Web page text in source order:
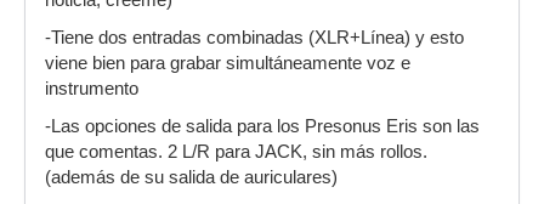
-Tiene dos entradas combinadas (XLR+Línea) y esto
viene bien para grabar simultáneamente voz e
instrumento
-Las opciones de salida para los Presonus Eris son las
que comentas. 2 L/R para JACK, sin más rollos.
(además de su salida de auriculares)